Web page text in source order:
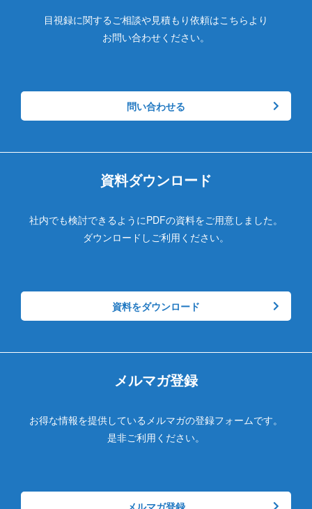
目視録に関するご相談や見積もり依頼はこちらより
お問い合わせください。
問い合わせる
資料ダウンロード
社内でも検討できるようにPDFの資料をご用意しました。
ダウンロードしご利用ください。
資料をダウンロード
メルマガ登録
お得な情報を提供しているメルマガの登録フォームです。
是非ご利用ください。
メルマガ登録